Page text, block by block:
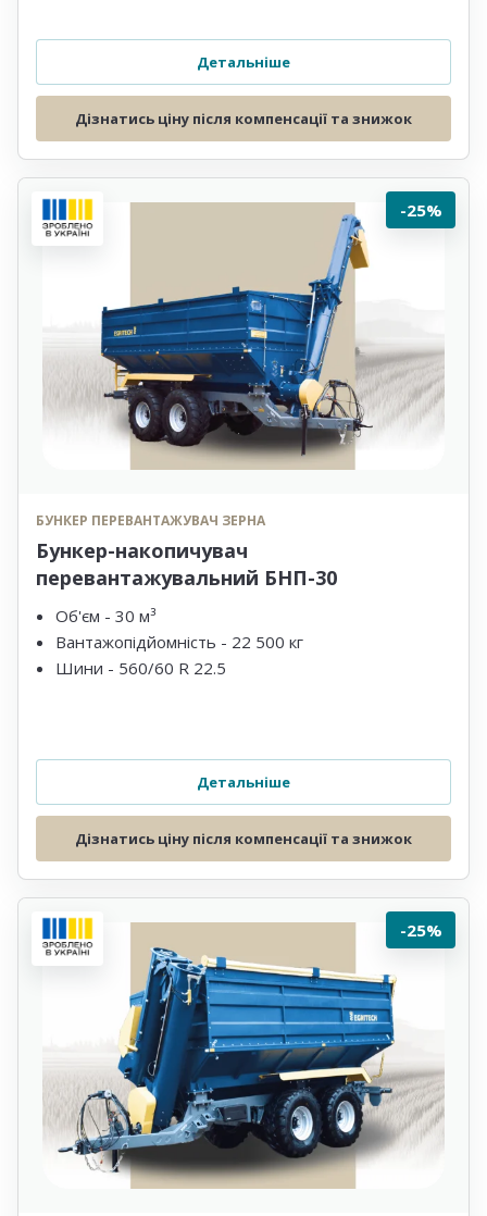
Детальніше
Дізнатись ціну після компенсації та знижок
-25%
БУНКЕР ПЕРЕВАНТАЖУВАЧ ЗЕРНА
Бункер-накопичувач
перевантажувальний БНП-30
Об'єм - 30 м³
Вантажопідйомність - 22 500 кг
Шини - 560/60 R 22.5
Детальніше
Дізнатись ціну після компенсації та знижок
-25%